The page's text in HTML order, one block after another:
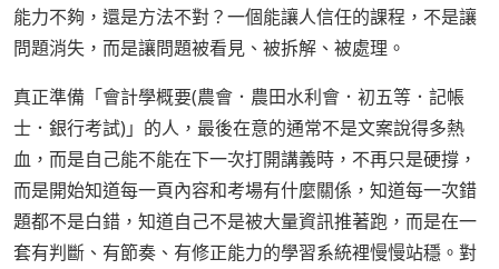
能力不夠，還是方法不對？一個能讓人信任的課程，不是讓
問題消失，而是讓問題被看見、被拆解、被處理。
真正準備「會計學概要(農會．農田水利會．初五等．記帳
士．銀行考試)」的人，最後在意的通常不是文案說得多熱
血，而是自己能不能在下一次打開講義時，不再只是硬撐，
而是開始知道每一頁內容和考場有什麼關係，知道每一次錯
題都不是白錯，知道自己不是被大量資訊推著跑，而是在一
套有判斷、有節奏、有修正能力的學習系統裡慢慢站穩。對